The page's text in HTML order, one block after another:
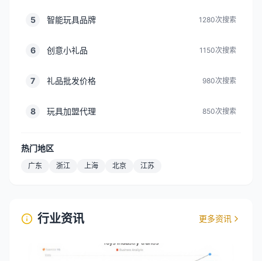
5 智能玩具品牌 1280次搜索
6 创意小礼品 1150次搜索
7 礼品批发价格 980次搜索
8 玩具加盟代理 850次搜索
热门地区
广东 浙江 上海 北京 江苏
行业资讯 更多资讯